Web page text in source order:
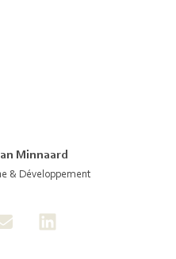
Minnaard
& Développement